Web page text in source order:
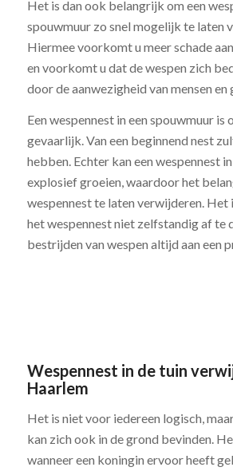
Het is dan ook belangrijk om een
spouwmuur zo snel mogelijk te laten
Hiermee voorkomt u meer schade
en voorkomt u dat de wespen zich
door de aanwezigheid van mensen en
Een wespennest in een spouwmuur is
gevaarlijk. Van een beginnend nest
hebben. Echter kan een wespennest
explosief groeien, waardoor het
wespennest te laten verwijderen. Het
het wespennest niet zelfstandig af te
bestrijden van wespen altijd aan een
Wespennest in de tuin
Haarlem
Het is niet voor iedereen logisch,
kan zich ook in de grond bevinden.
wanneer een koningin ervoor heeft